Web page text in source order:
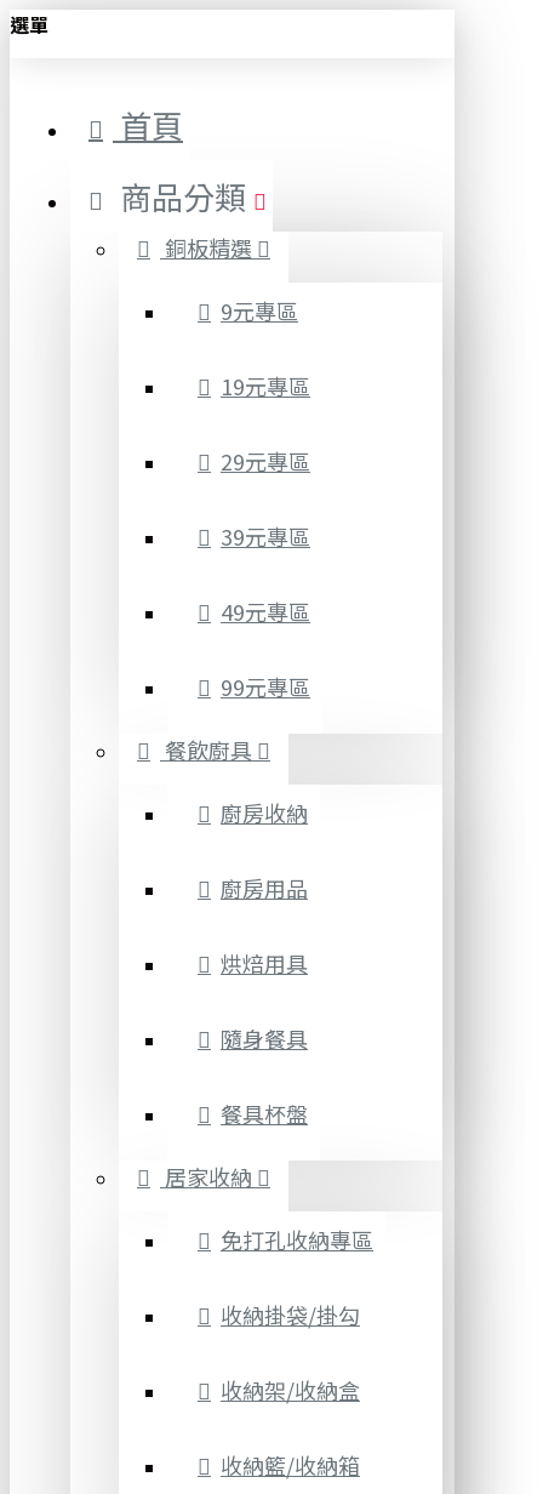
選單
首頁
商品分類
銅板精選
9元專區
19元專區
29元專區
39元專區
49元專區
99元專區
餐飲廚具
廚房收納
廚房用品
烘焙用具
隨身餐具
餐具杯盤
居家收納
免打孔收納專區
收納掛袋/掛勾
收納架/收納盒
收納籃/收納箱